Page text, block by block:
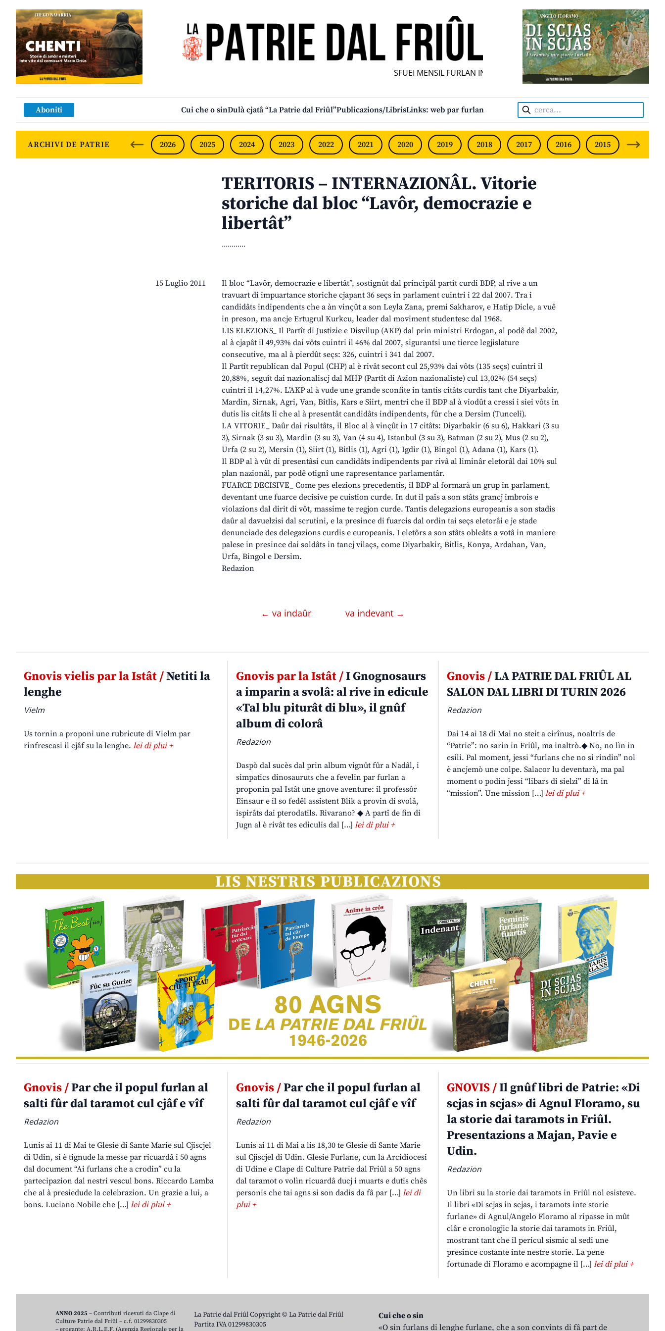
SFUEI MENSÎL FURLAN INDIPENDENT • INDEPENDENT FRIULIAN MONTHLY
Aboniti Cui che o sinDulà cjatâ “La Patrie dal Friûl”Publicazions/LibrisLinks: web par furlan Cerca:
ARCHIVI DE PATRIE 2026 2025 2024 2023 2022 2021 2020 2019 2018 2017 2016 2015 2014
TERITORIS – INTERNAZIONÂL. Vitorie
storiche dal bloc “Lavôr, democrazie e
libertât”
............
15 Luglio 2011
Il bloc “Lavôr, democrazie e libertât”, sostignût dal principâl partît curdi BDP, al rive a un
travuart di impuartance storiche cjapant 36 seçs in parlament cuintri i 22 dal 2007. Tra i
candidâts indipendents che a àn vinçût a son Leyla Zana, premi Sakharov, e Hatip Dicle, a vuê
in preson, ma ancje Ertugrul Kurkcu, leader dal moviment studentesc dal 1968.
LIS ELEZIONS_ Il Partît di Justizie e Disvilup (AKP) dal prin ministri Erdogan, al podê dal 2002,
al à cjapât il 49,93% dai vôts cuintri il 46% dal 2007, sigurantsi une tierce legjislature
consecutive, ma al à pierdût seçs: 326, cuintri i 341 dal 2007.
Il Partît republican dal Popul (CHP) al è rivât secont cul 25,93% dai vôts (135 seçs) cuintri il
20,88%, seguît dai nazionaliscj dal MHP (Partît di Azion nazionaliste) cul 13,02% (54 seçs)
cuintri il 14,27%. L’AKP al à vude une grande sconfite in tantis citâts curdis tant che Diyarbakir,
Mardin, Sirnak, Agri, Van, Bitlis, Kars e Siirt, mentri che il BDP al à viodût a cressi i siei vôts in
dutis lis citâts li che al à presentât candidâts indipendents, fûr che a Dersim (Tunceli).
LA VITORIE_ Daûr dai risultâts, il Bloc al à vinçût in 17 citâts: Diyarbakir (6 su 6), Hakkari (3 su
3), Sirnak (3 su 3), Mardin (3 su 3), Van (4 su 4), Istanbul (3 su 3), Batman (2 su 2), Mus (2 su 2),
Urfa (2 su 2), Mersin (1), Siirt (1), Bitlis (1), Agri (1), Igdir (1), Bingol (1), Adana (1), Kars (1).
Il BDP al à vût di presentâsi cun candidâts indipendents par rivâ al liminâr eletorâl dai 10% sul
plan nazionâl, par podê otignî une rapresentance parlamentâr.
FUARCE DECISIVE_ Come pes elezions precedentis, il BDP al formarà un grup in parlament,
deventant une fuarce decisive pe cuistion curde. In dut il paîs a son stâts grancj imbrois e
violazions dal dirit di vôt, massime te regjon curde. Tantis delegazions europeanis a son stadis
daûr al davuelzisi dal scrutini, e la presince di fuarcis dal ordin tai seçs eletorâi e je stade
denunciade des delegazions curdis e europeanis. I eletôrs a son stâts obleâts a votâ in maniere
palese in presince dai soldâts in tancj vilaçs, come Diyarbakir, Bitlis, Konya, Ardahan, Van,
Urfa, Bingol e Dersim.
Redazion
← va indaûr va indevant →
Gnovis vielis par la Istât /Netiti la
lenghe
Vielm
Us tornin a proponi une rubricute di Vielm par
rinfrescasi il cjâf su la lenghe. lei di plui +
Gnovis par la Istât /I Gnognosaurs
a imparin a svolâ: al rive in edicule
«Tal blu piturât di blu», il gnûf
album di colorâ
Redazion
Daspò dal sucès dal prin album vignût fûr a Nadâl, i
simpatics dinosauruts che a fevelin par furlan a
proponin pal Istât une gnove aventure: il professôr
Einsaur e il so fedêl assistent Blik a provin di svolâ,
ispirâts dai pterodatils. Rivarano? ◆ A partî de fin di
Jugn al è rivât tes ediculis dal […] lei di plui +
Gnovis /LA PATRIE DAL FRIÛL AL
SALON DAL LIBRI DI TURIN 2026
Redazion
Dai 14 ai 18 di Mai no steit a cirînus, noaltris de
“Patrie”: no sarin in Friûl, ma inaltrò.◆ No, no lìn in
esili. Pal moment, jessi “furlans che no si rindin” nol
è ancjemò une colpe. Salacor lu deventarà, ma pal
moment o podin jessi “libars di sielzi” di lâ in
“mission”. Une mission […]lei di plui +
Gnovis /Par che il popul furlan al
salti fûr dal taramot cul cjâf e vîf
Redazion
Lunis ai 11 di Mai te Glesie di Sante Marie sul Cjiscjel
di Udin, si è tignude la messe par ricuardâ i 50 agns
dal document “Ai furlans che a crodin” cu la
partecipazion dal nestri vescul bons. Riccardo Lamba
che al à presiedude la celebrazion. Un grazie a lui, a
bons. Luciano Nobile che […] lei di plui +
Gnovis /Par che il popul furlan al
salti fûr dal taramot cul cjâf e vîf
Redazion
Lunis ai 11 di Mai a lis 18,30 te Glesie di Sante Marie
sul Cjiscjel di Udin. Glesie Furlane, cun la Arcidiocesi
di Udine e Clape di Culture Patrie dal Friûl a 50 agns
dal taramot o volìn ricuardâ ducj i muarts e dutis chês
personis che tai agns si son dadis da fâ par […] lei di
plui +
GNOVIS /Il gnûf libri de Patrie: «Di
scjas in scjas» di Agnul Floramo, su
la storie dai taramots in Friûl.
Presentazions a Majan, Pavie e
Udin.
Redazion
Un libri su la storie dai taramots in Friûl nol esisteve.
Il libri «Di scjas in scjas, i taramots inte storie
furlane» di Agnul/Angelo Floramo al ripasse in mût
clâr e cronologjic la storie dai taramots in Friûl,
mostrant tant che il pericul sismic al sedi une
presince costante inte nestre storie. La pene
fortunade di Floramo e acompagne il […]lei di plui +
La Patrie dal Friûl Copyright © La Patrie dal Friûl
Partita IVA 01299830305
Cui che o sin
«O sin furlans di lenghe furlane, che a son convints di fâ part de
ANNO 2025 – Contributi ricevuti da Clape di
Culture Patrie dal Friûl – c.f. 01299830305
– erogante: A.R.L.E.F. (Agenzia Regionale per la